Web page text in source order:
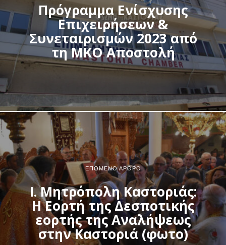
Πρόγραμμα Ενίσχυσης
Επιχειρήσεων &
Συνεταιρισμών 2023 από
τη ΜΚΟ Αποστολή
ΕΠΌΜΕΝΟ ΆΡΘΡΟ
Ι. Μητρόπολη Καστοριάς:
Η Εορτή της Δεσποτικής
εορτής της Αναλήψεως
στην Καστοριά (φωτο)